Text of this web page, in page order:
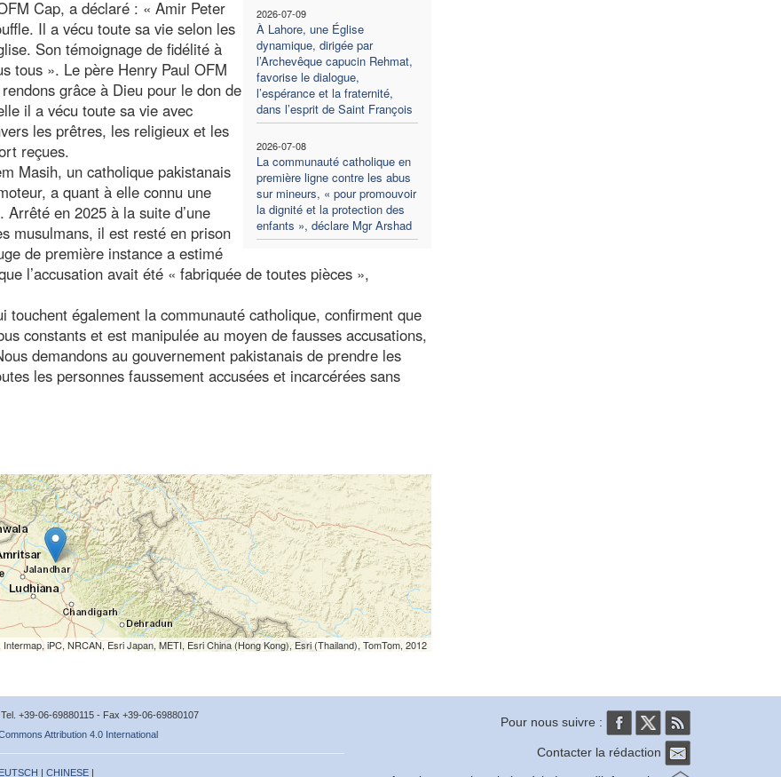
2026-07-09
À Lahore, une Église
dynamique, dirigée par
l’Archevêque capucin Rehmat,
favorise le dialogue,
l’espérance et la fraternité,
dans l’esprit de Saint François
2026-07-08
La communauté catholique en
première ligne contre les abus
sur mineurs, « pour promouvoir
la dignité et la protection des
enfants », déclare Mgr Arshad
Cap, a déclaré : « Amir Peter
Il a vécu toute sa vie selon les
Son témoignage de fidélité à
tous ». Le père Henry Paul OFM
grâce à Dieu pour le don de
il a vécu toute sa vie avec
les prêtres, les religieux et les
reçues.
Masih, un catholique pakistanais
a quant à elle connu une
en 2025 à la suite d’une
musulmans, il est resté en prison
de première instance a estimé
l’accusation avait été « fabriquée de toutes pièces »,
également la communauté catholique, confirment que
constants et est manipulée au moyen de fausses accusations,
demandons au gouvernement pakistanais de prendre les
les personnes faussement accusées et incarcérées sans
iPC, NRCAN, Esri Japan, METI, Esri China (Hong Kong), Esri (Thailand), TomTom, 2012
+39-06-69880115 - Fax +39-06-69880107
Attribution 4.0 International
| CHINESE |
Pour nous suivre :
Contacter la rédaction